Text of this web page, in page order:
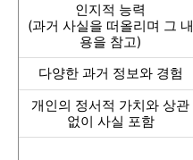
인지적 능력
(과거 사실을 떠올리며 그 내
용을 참고)
다양한 과거 정보와 경험
개인의 정서적 가치와 상관
없이 사실 포함